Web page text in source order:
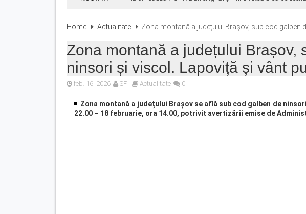
Home Actualitate Zona montană a județului Brașov, sub cod galben
Zona montană a județului Brașov,
ninsori și viscol. Lapoviță și vânt
feb. 16, 2026 SF Actualitate 0
Zona montană a județului Brașov se află sub cod galben de
22.00 – 18 februarie, ora 14.00, potrivit avertizării emise de